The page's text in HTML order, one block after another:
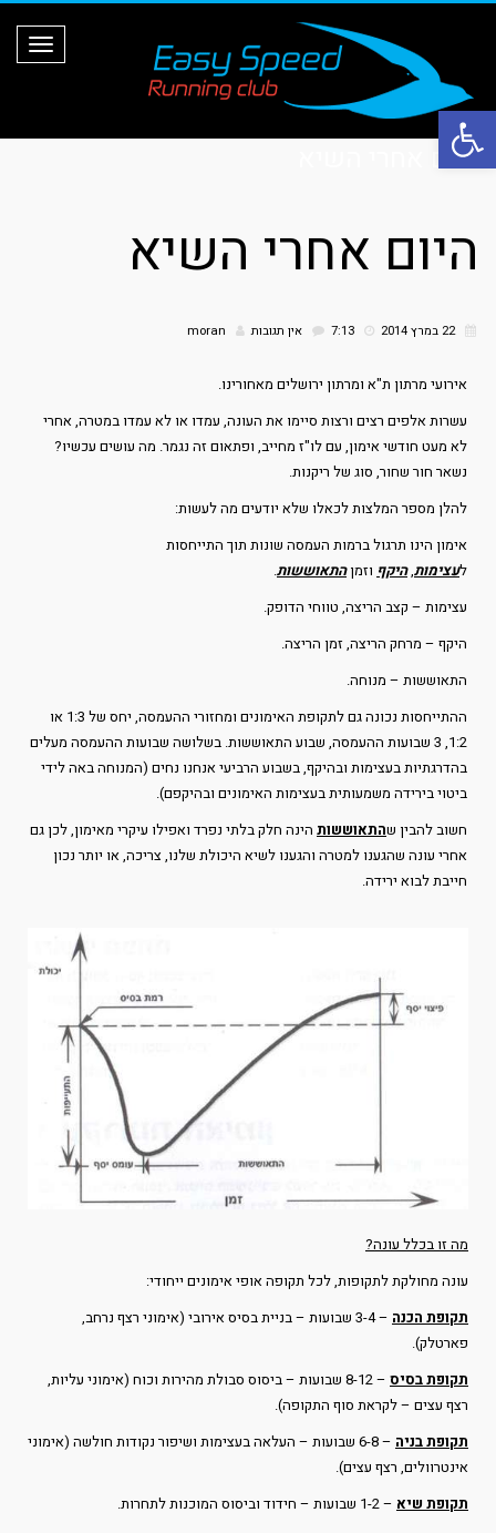
פתח סרגל נגישות
ת
פ
היום אחרי השיא
היום אחרי השיא
22 במרץ 2014 אין תגובות moran
אירועי מרתון ת"א ומרתון ירושלים מאחורינו.
עשרות אלפים רצים ורצות סיימו את העונה, עמדו או לא עמדו במטרה, אחרי
לא מעט חודשי אימון, עם לו"ז מחייב, ופתאום זה נגמר. מה עושים עכשיו?
נשאר חור שחור, סוג של ריקנות.
להלן מספר המלצות לכאלו שלא יודעים מה לעשות:
אימון הינו תרגול ברמות העמסה שונות תוך התייחסות
לעצימות,היקף וזמןהתאוששות.
עצימות – קצב הריצה, טווחי הדופק.
היקף – מרחק הריצה, זמן הריצה.
התאוששות – מנוחה.
ההתייחסות נכונה גם לתקופת האימונים ומחזורי ההעמסה, יחס של 1:3 או
1:2, 3 שבועות ההעמסה, שבוע התאוששות. בשלושה שבועות ההעמסה מעלים
בהדרגתיות בעצימות ובהיקף, בשבוע הרביעי אנחנו נחים (המנוחה באה לידי
ביטוי בירידה משמעותית בעצימות האימונים ובהיקפם).
חשוב להבין שהתאוששות הינה חלק בלתי נפרד ואפילו עיקרי מאימון, לכן גם
אחרי עונה שהגענו למטרה והגענו לשיא היכולת שלנו, צריכה, או יותר נכון
חייבת לבוא ירידה.
מה זו בכלל עונה?
עונה מחולקת לתקופות, לכל תקופה אופי אימונים ייחודי:
תקופת הכנה
– 3-4 שבועות – בניית בסיס אירובי (אימוני רצף נרחב,
פארטלק).
תקופת בסיס
– 8-12 שבועות – ביסוס סבולת מהירות וכוח (אימוני עליות,
רצף עצים – לקראת סוף התקופה).
תקופת בניה
– 6-8 שבועות – העלאה בעצימות ושיפור נקודות חולשה (אימוני
אינטרוולים, רצף עצים).
תקופת שיא – 1-2 שבועות – חידוד וביסוס המוכנות לתחרות.